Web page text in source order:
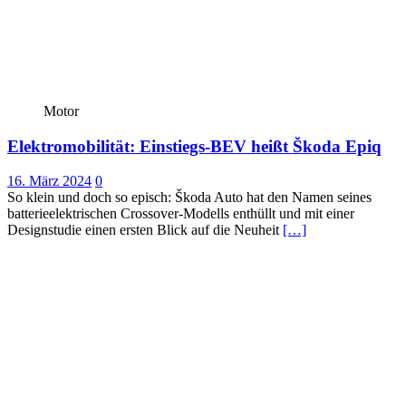
Motor
Elektromobilität: Einstiegs-BEV heißt Škoda Epiq
16. März 2024 0
So klein und doch so episch: Škoda Auto hat den Namen seines
batterieelektrischen Crossover-Modells enthüllt und mit einer
Designstudie einen ersten Blick auf die Neuheit […]